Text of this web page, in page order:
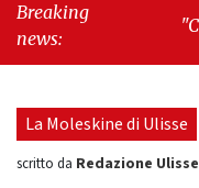
Breaking
news:
"Cava
“Serve
La Moleskine di Ulisse
scritto da Redazione